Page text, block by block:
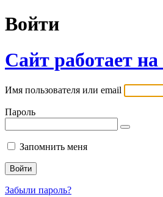
Войти
Сайт работает
Имя пользователя или email
Пароль
Запомнить меня
Забыли пароль?